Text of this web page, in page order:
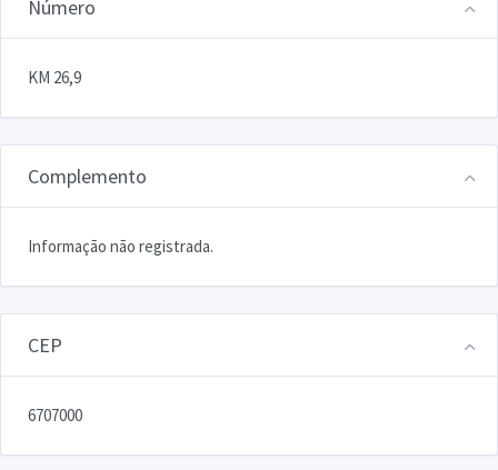
Número
KM 26,9
Complemento
Informação não registrada.
CEP
6707000